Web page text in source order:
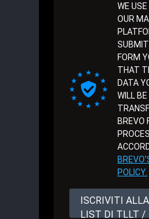
WE
OUR
FORM
THAT
DATA
WILL BE
BREVO
POLICY.
ISCRIVITI
LIST DI TLLT /